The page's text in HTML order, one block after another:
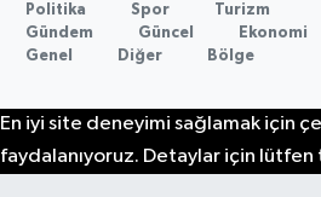
Politika Spor
Turizm
Gündem
Güncel
Ekonomi
Genel
Diğer Bölge
En iyi site deneyimi sağlamak için
faydalanıyoruz. Detaylar için lütfen